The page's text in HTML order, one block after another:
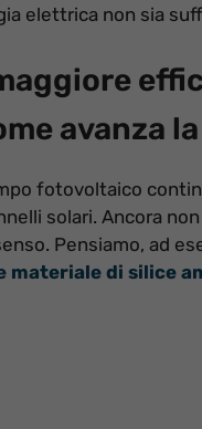
elettrica non sia
avanza
fotovoltaico
solari. Ancora
Pensiamo, ad
materiale di silice